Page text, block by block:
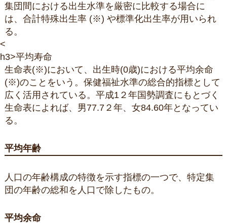
集団間における出生水準を厳密に比較する場合に
は、合計特殊出生率 (※) や標準化出生率が用いられ
る。
<
h3>平均寿命
生命表(※)において、出生時(0歳)における平均余命
(※)のことをいう。保健福祉水準の総合的指標として
広く活用されている。平成1２年国勢調査にもとづく
生命表によれば、男77.7２年、女84.60年となってい
る。
平均年齢
人口の年齢構成の特徴を示す指標の一つで、特定集
団の年齢の総和を人口で除したもの。
平均余命